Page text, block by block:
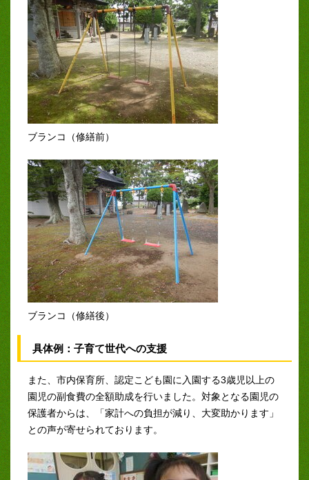
ブランコ（修繕前）
ブランコ（修繕後）
具体例：子育て世代への支援
また、市内保育所、認定こども園に入園する3歳児以上の
園児の副食費の全額助成を行いました。対象となる園児の
保護者からは、「家計への負担が減り、大変助かります」
との声が寄せられております。